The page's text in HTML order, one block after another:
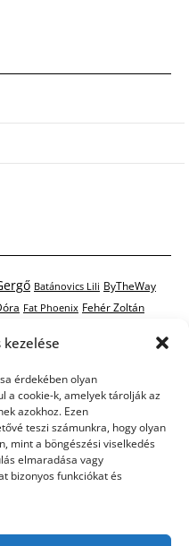
kezelése
érdekében olyan
a cookie-k, amelyek tárolják az
azokhoz. Ezen
teszi számunkra, hogy olyan
mint a böngészési viselkedés
elmaradása vagy
bizonyos funkciókat és
Batánovics Lili ByTheWay
Fat Phoenix Fehér Zoltán
Stone
mentor Muri Enikő
Rocktenors RTL Klub
Róbert Takács Nikolas
Vastag Tamás
videók
döntő Zámbó